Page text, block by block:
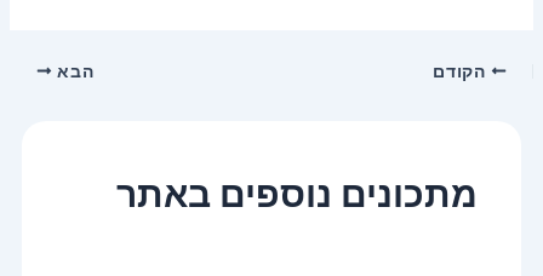
הקודם הבא
מתכונים נוספים באתר